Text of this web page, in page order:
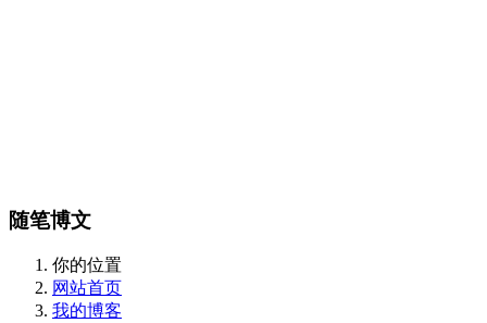
随笔博文
你的位置
网站首页
我的博客